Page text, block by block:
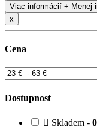
Viac informácií + Menej
x
Cena
Dostupnost
Skladem -